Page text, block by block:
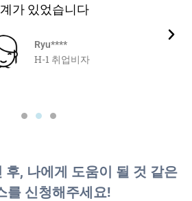
가 있었습니다
Ryu****
H-1 취업비자
후, 나에게 도움이 될 것 같은
를 신청해주세요!